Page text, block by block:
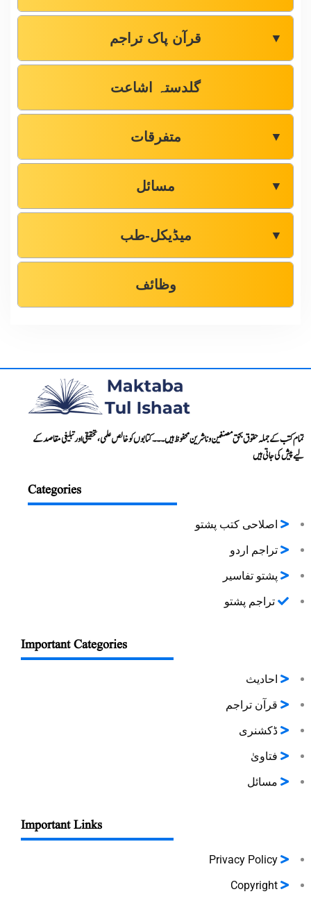
قرآن پاک تراجم ▼
گلدستہ اشاعت
متفرقات ▼
مسائل ▼
میڈیکل-طب ▼
وظائف
تمام کتب کے جملہ حقوق بحق مصنفین و ناشرین محفوظ ہیں۔۔۔ کتابوں کو خالص علمی، تحقیقی اور تبلیغی مقاصد کے
لیے پیش کی جاتی ہیں
Categories
اصلاحی کتب پشتو
تراجم اردو
پشتو تفاسیر
تراجم پشتو
Important Categories
احادیث
قرآن تراجم
ڈکشنری
فتاویٰ
مسائل
Important Links
Privacy Policy
Copyright